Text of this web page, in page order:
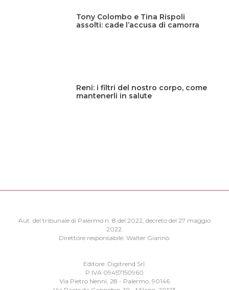
Tony Colombo e Tina Rispoli
assolti: cade l’accusa di camorra
Reni: i filtri del nostro corpo, come
mantenerli in salute
Aut. del tribunale di Palermo n. 8 del 2022, decreto del 27 maggio
2022.
Direttore responsabile: Walter Giannò.
Editore: Digitrend Srl.
P.IVA 09457150960
Via Pietro Nenni, 28 - Palermo, 90146